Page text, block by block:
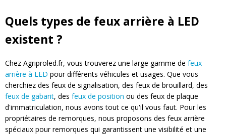
Quels types de feux arrière à LED
existent ?
Chez Agriproled.fr, vous trouverez une large gamme de feux
arrière à LED pour différents véhicules et usages. Que vous
cherchiez des feux de signalisation, des feux de brouillard, des
feux de gabarit, des feux de position ou des feux de plaque
d'immatriculation, nous avons tout ce qu'il vous faut. Pour les
propriétaires de remorques, nous proposons des feux arrière
spéciaux pour remorques qui garantissent une visibilité et une